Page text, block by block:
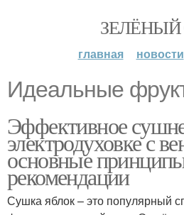
ЗЕЛЁНЫЙ
главная новости
Идеальные
Эффективное
электродуховке с
основные
рекомендации
Сушка яблок – это популярный